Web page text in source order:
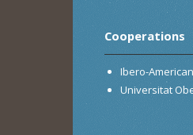
Cooperations
Ibero-
Universitat